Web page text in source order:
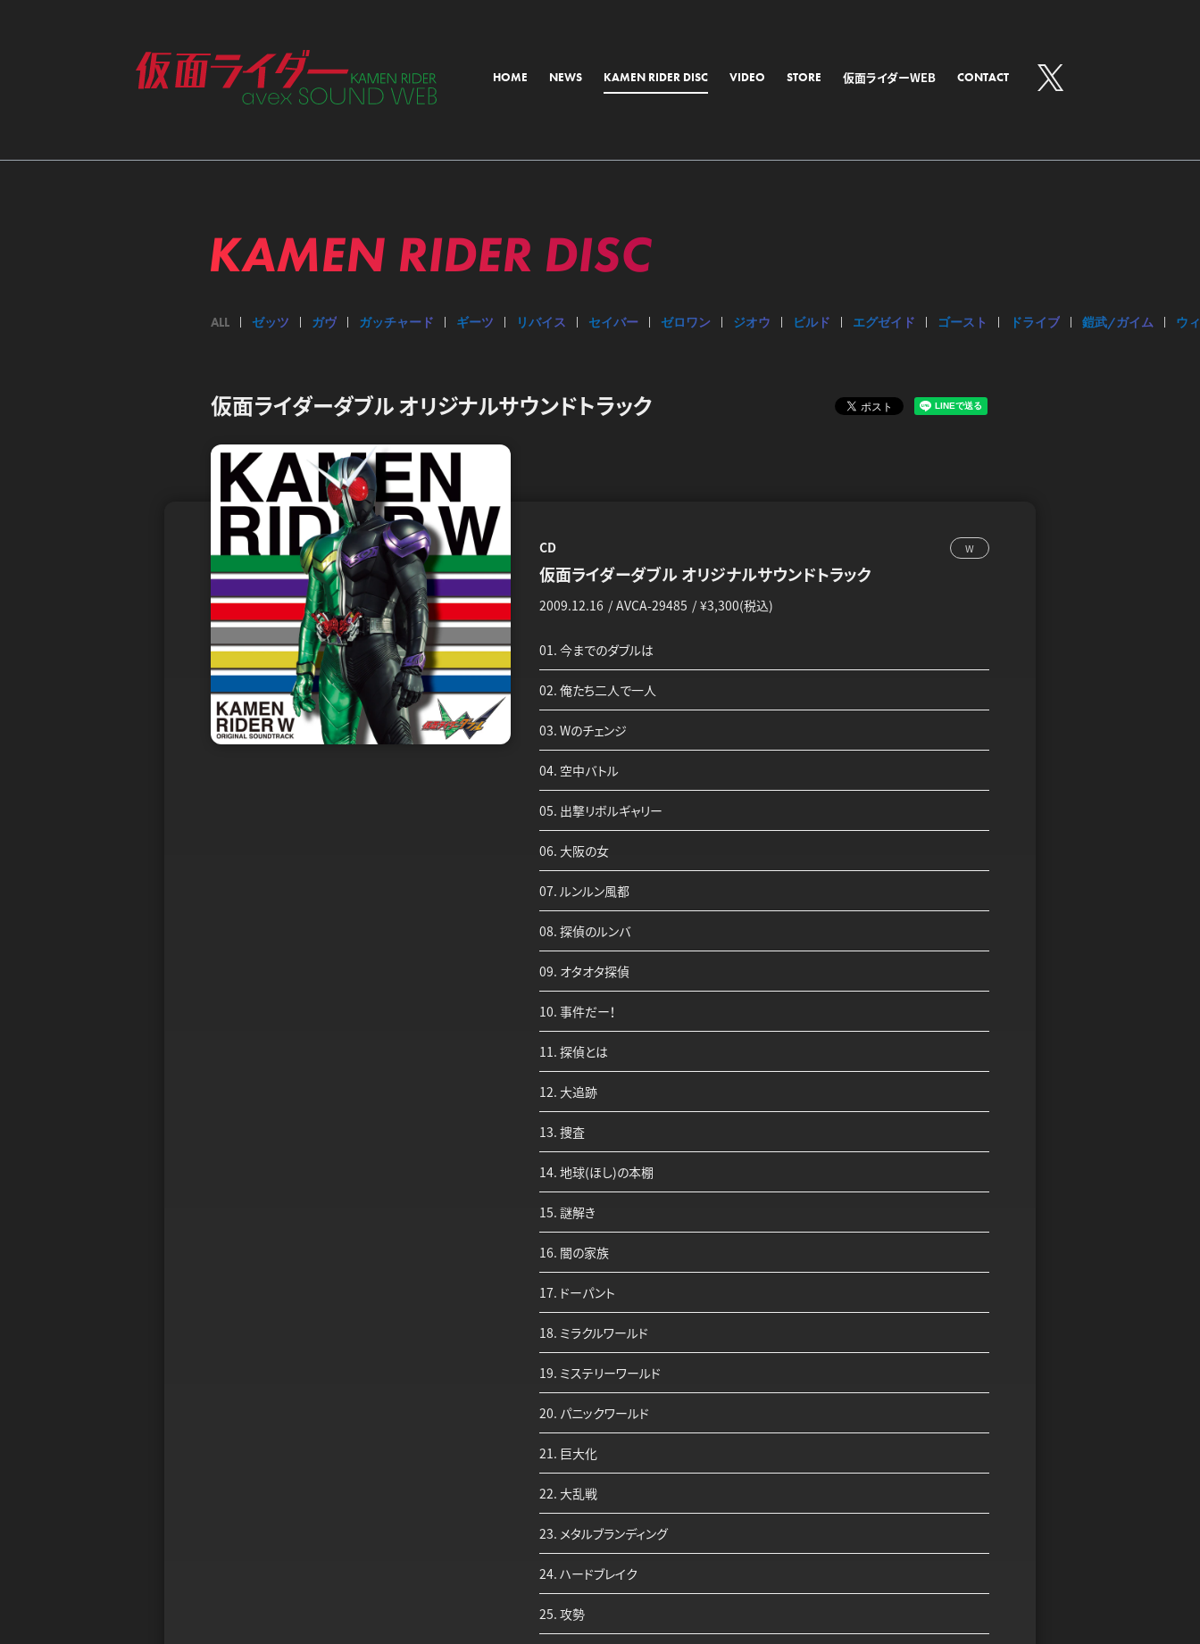
HOME NEWS KAMEN RIDER DISC
ALL
VIDEO STORE 仮面ライダーWEB CONTACT
KAMEN RIDER DISC
ALL ゼッツ ガヴ ガッチャード ギーツ リバイス セイバー ゼロワン ジオウ ビルド エグゼイド ゴースト ドライブ 鎧武/ガイム ウ
仮面ライダーダブル オリジナルサウンドトラック
W
CD
仮面ライダーダブル オリジナルサウンドトラック
2009.12.16 AVCA-29485 ¥3,300(税込)
01. 今までのダブルは
02. 俺たち二人で一人
03. Wのチェンジ
04. 空中バトル
05. 出撃リボルギャリー
06. 大阪の女
07. ルンルン風都
08. 探偵のルンバ
09. オタオタ探偵
10. 事件だー！
11. 探偵とは
12. 大追跡
13. 捜査
14. 地球(ほし)の本棚
15. 謎解き
16. 闇の家族
17. ドーパント
18. ミラクルワールド
19. ミステリーワールド
20. パニックワールド
21. 巨大化
22. 大乱戦
23. メタルブランディング
24. ハードブレイク
25. 攻勢